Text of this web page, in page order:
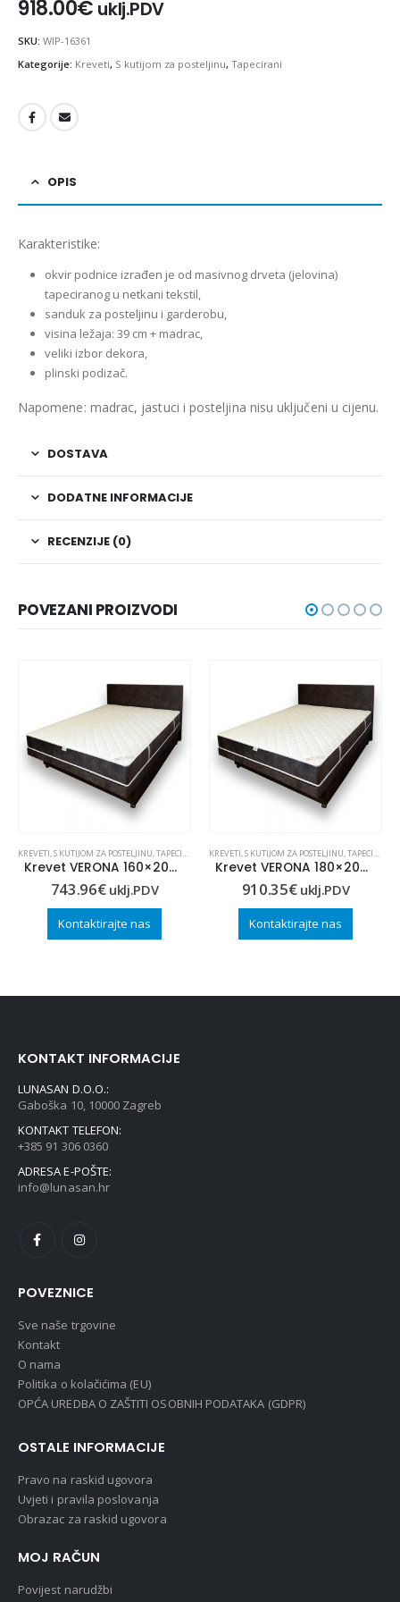
918.00€ uklj.PDV
SKU: WIP-16361
Kategorije: Kreveti, S kutijom za posteljinu, Tapecirani
OPIS
Karakteristike:
okvir podnice izrađen je od masivnog drveta (jelovina)
tapeciranog u netkani tekstil,
sanduk za posteljinu i garderobu,
visina ležaja: 39 cm + madrac,
veliki izbor dekora,
plinski podizač.
Napomene: madrac, jastuci i posteljina nisu uključeni u cijenu.
DOSTAVA
DODATNE INFORMACIJE
RECENZIJE (0)
POVEZANI PROIZVODI
KREVETI,DRVENI
KREVETI,S KUTIJOM ZA POSTELJINU,TAPECIRANI
Krevet VERONA 160×200 (dekor 2)
743.96€ uklj.PDV
Kontaktirajte nas
KREVETI,S KUTIJOM ZA POSTELJINU,TAPECIRANI
Krevet VERONA 180×200 (dekor 2)
910.35€ uklj.PDV
Kontaktirajte nas
KONTAKT INFORMACIJE
LUNASAN D.O.O.:
Gaboška 10, 10000 Zagreb
KONTAKT TELEFON:
+385 91 306 0360
ADRESA E-POŠTE:
info@lunasan.hr
POVEZNICE
Sve naše trgovine
Kontakt
O nama
Politika o kolačićima (EU)
OPĆA UREDBA O ZAŠTITI OSOBNIH PODATAKA (GDPR)
OSTALE INFORMACIJE
Pravo na raskid ugovora
Uvjeti i pravila poslovanja
Obrazac za raskid ugovora
MOJ RAČUN
Povijest narudžbi